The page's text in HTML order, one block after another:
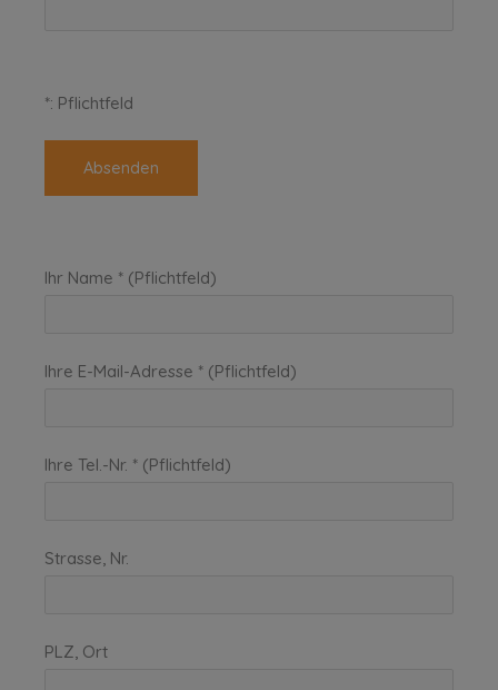
*: Pflichtfeld
Ihr Name * (Pflichtfeld)
Ihre E-Mail-Adresse * (Pflichtfeld)
Ihre Tel.-Nr. * (Pflichtfeld)
Strasse, Nr.
PLZ, Ort